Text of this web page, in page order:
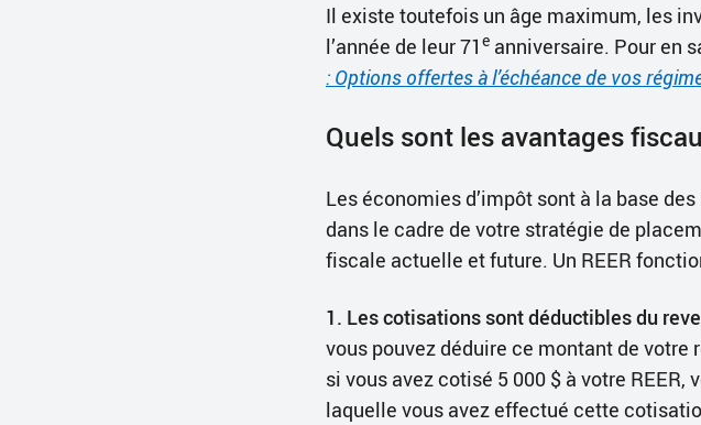
Il existe toutefois un âge maximum, les
l’année de leur 71 e anniversaire. Pour en
: Options offertes à l’échéance de vos
Quels sont les avantages
Les économies d’impôt sont à la base
dans le cadre de votre stratégie de
fiscale actuelle et future. Un REER
1. Les cotisations sont déductibles du
vous pouvez déduire ce montant de
si vous avez cotisé 5 000 $ à votre REER,
laquelle vous avez effectué cette